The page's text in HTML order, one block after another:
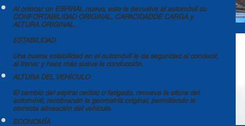
Al colocar un ESPIRAL nuevo, este le devuelve al automóvil su
CONFORTABILIDAD ORIGINAL, CAPACIDADDE CARGA y
ALTURA ORIGINAL.
ESTABILIDAD
Una buena estabilidad en el automóvil le da seguridad al conducir,
al frenar y hace más suave la conducción.
ALTURA DEL VEHÍCULO
El cambio del espiral cedido o fatigado, renueva la altura del
automóvil, recobrando la geometría original, permitiendo la
correcta alineación del vehículo.
ECONOMÍA